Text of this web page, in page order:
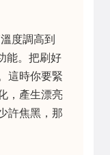
度調高到
能。把刷好
這時你要緊
，產生漂亮
許焦黑，那